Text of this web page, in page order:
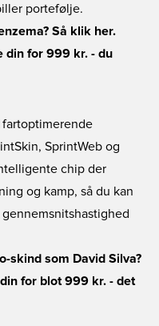
portefølje.
Så klik her.
din for 999 kr. - du
fartoptimerende
SprintWeb og
chip der
og kamp, så du kan
skind som David Silva?
for blot 999 kr. - det